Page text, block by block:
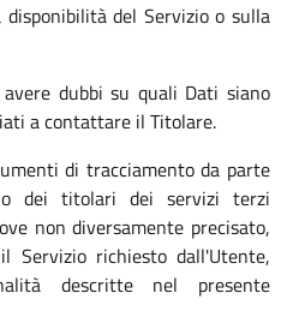
disponibilità del Servizio o sulla
dubbi su quali Dati siano
a contattare il Titolare.
di tracciamento da parte
o dei titolari dei servizi terzi
non diversamente precisato,
richiesto dall'Utente,
descritte nel presente